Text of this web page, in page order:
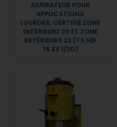
ASPIRATEUR POUR
APPLICATIONS
LOURDES, CERTIFIÉ ZONE
INTÉRIEURE 20 ET ZONE
EXTÉRIEURE 22 (TS HD
75 EX 1/3D)